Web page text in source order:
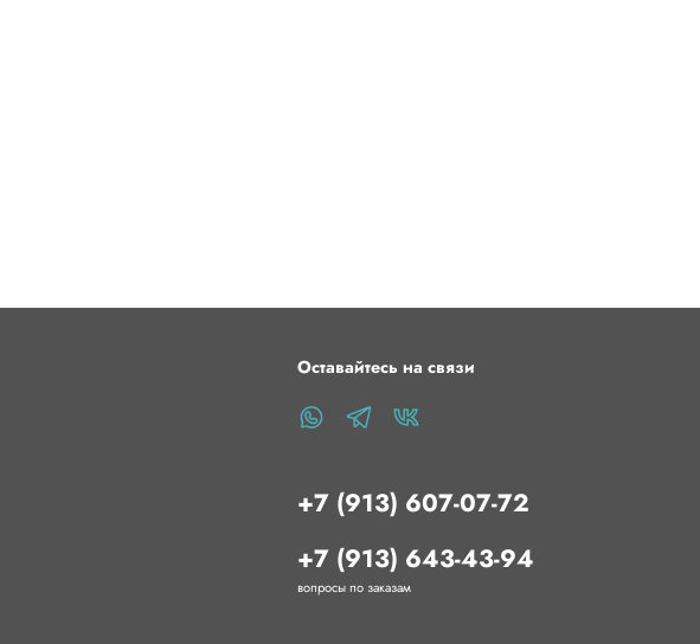
Оставайтесь на связи
+7 (913) 607-07-72
+7 (913) 643-43-94
вопросы по заказам